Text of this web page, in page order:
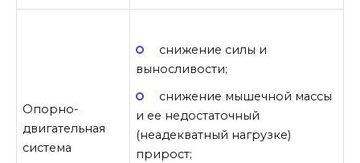
Опорно-
двигательная
система
снижение силы и
выносливости;
снижение мышечной массы
и ее недостаточный
(неадекватный нагрузке)
прирост;